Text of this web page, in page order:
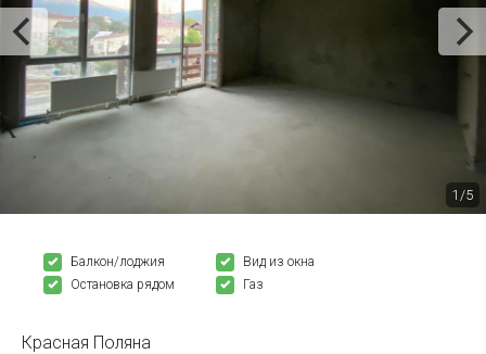
1/5
Балкон/лоджия
Вид из окна
Остановка рядом
Газ
Красная Поляна